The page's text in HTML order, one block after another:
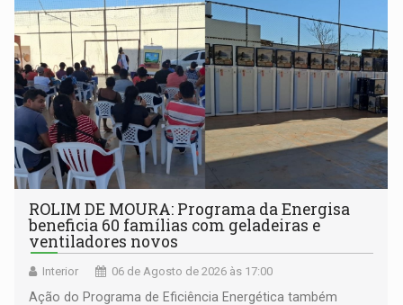
ROLIM DE MOURA: Programa da Energisa
beneficia 60 famílias com geladeiras e
ventiladores novos
Interior 06 de Agosto de 2026 às 17:00
Ação do Programa de Eficiência Energética também